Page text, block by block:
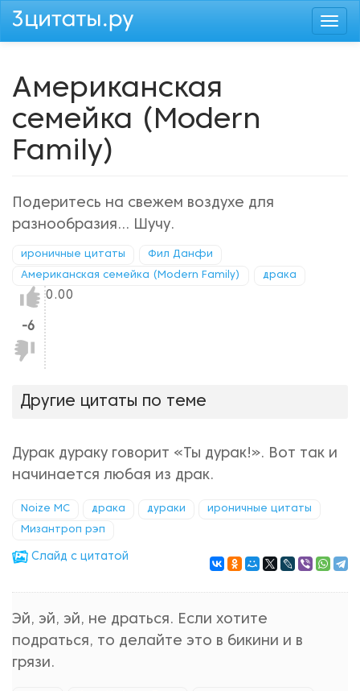
Перейти
Американская
семейка (Modern
Family)
Подеритесь на свежем воздухе для
разнообразия... Шучу.
ироничные цитаты Фил Данфи
Американская семейка (Modern Family) драка
Нравится!
-6
Не
нравится!
0.00
Другие цитаты по теме
Дурак дураку говорит «Ты дурак!». Вот так и
начинается любая из драк.
Noize MC драка дураки ироничные цитаты
Мизантроп рэп
Cлайд с цитатой
Эй, эй, эй, не драться. Если хотите
подраться, то делайте это в бикини и в
грязи.